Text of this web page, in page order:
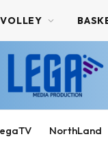
VOLLEY
NorthLand